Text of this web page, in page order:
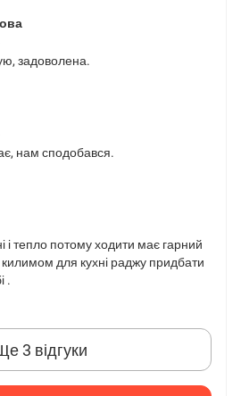
задоволена.
нам сподобався.
і тепло потому ходити має гарний
для кухні раджу придбати
.
3 відгуки